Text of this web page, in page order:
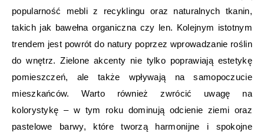
popularność mebli z recyklingu oraz naturalnych tkanin,
takich jak bawełna organiczna czy len. Kolejnym istotnym
trendem jest powrót do natury poprzez wprowadzanie roślin
do wnętrz. Zielone akcenty nie tylko poprawiają estetykę
pomieszczeń, ale także wpływają na samopoczucie
mieszkańców. Warto również zwrócić uwagę na
kolorystykę – w tym roku dominują odcienie ziemi oraz
pastelowe barwy, które tworzą harmonijne i spokojne